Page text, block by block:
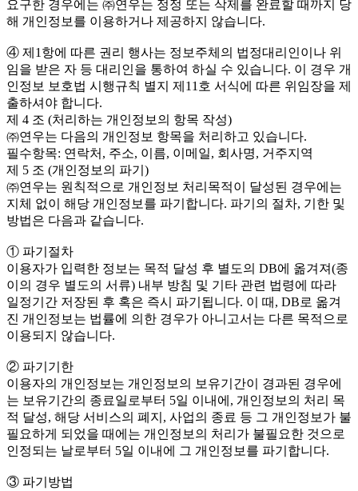
요구한 경우에는 ㈜연우는 정정 또는 삭제를 완료할 때까지 당
해 개인정보를 이용하거나 제공하지 않습니다.
④ 제1항에 따른 권리 행사는 정보주체의 법정대리인이나 위
임을 받은 자 등 대리인을 통하여 하실 수 있습니다. 이 경우 개
인정보 보호법 시행규칙 별지 제11호 서식에 따른 위임장을 제
출하셔야 합니다.
제 4 조 (처리하는 개인정보의 항목 작성)
㈜연우는 다음의 개인정보 항목을 처리하고 있습니다.
필수항목: 연락처, 주소, 이름, 이메일, 회사명, 거주지역
제 5 조 (개인정보의 파기)
㈜연우는 원칙적으로 개인정보 처리목적이 달성된 경우에는
지체 없이 해당 개인정보를 파기합니다. 파기의 절차, 기한 및
방법은 다음과 같습니다.
① 파기절차
이용자가 입력한 정보는 목적 달성 후 별도의 DB에 옮겨져(종
이의 경우 별도의 서류) 내부 방침 및 기타 관련 법령에 따라
일정기간 저장된 후 혹은 즉시 파기됩니다. 이 때, DB로 옮겨
진 개인정보는 법률에 의한 경우가 아니고서는 다른 목적으로
이용되지 않습니다.
② 파기기한
이용자의 개인정보는 개인정보의 보유기간이 경과된 경우에
는 보유기간의 종료일로부터 5일 이내에, 개인정보의 처리 목
적 달성, 해당 서비스의 폐지, 사업의 종료 등 그 개인정보가 불
필요하게 되었을 때에는 개인정보의 처리가 불필요한 것으로
인정되는 날로부터 5일 이내에 그 개인정보를 파기합니다.
③ 파기방법